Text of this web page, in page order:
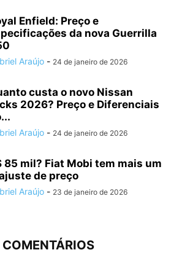
Enfield: Preço e
da nova Guerrilla
Araújo - 24 de janeiro de 2026
custa o novo Nissan
2026? Preço e Diferenciais
Araújo - 24 de janeiro de 2026
85 mil? Fiat Mobi tem mais um
de preço
Araújo - 23 de janeiro de 2026
COMENTÁRIOS